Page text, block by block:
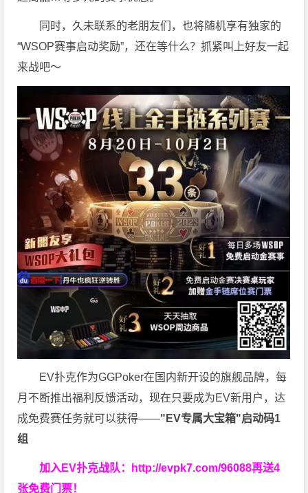
同时，久未联系的老朋友们，也将随机享有独家的
“WSOP赛事启动奖励”，还在等什么？抓紧叫上好友一起
来战吧～
EV扑克作为GGPoker在国内新开设的旗舰品牌，每
月不断推出福利反馈活动，现在只要成为EV新用户，达
成免费赛任务就可以获得——"EV专属大宝箱"启动码1
组
加入EV扑克战队： http://evpk7.com/96088再送4
张免费门票！